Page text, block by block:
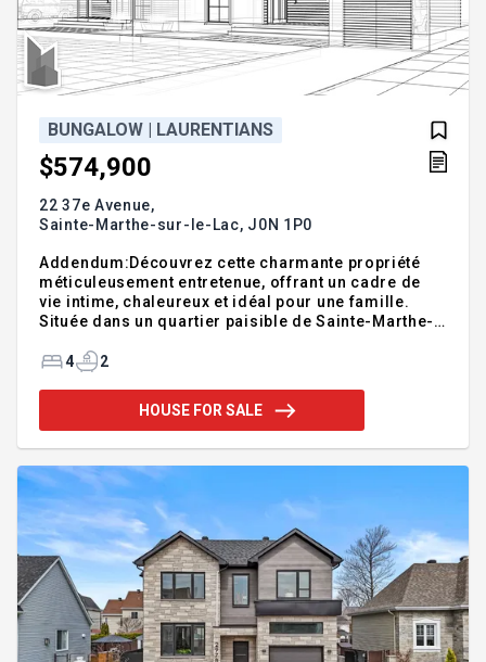
BUNGALOW | LAURENTIANS
$574,900
22 37e Avenue,
Sainte-Marthe-sur-le-Lac, J0N 1P0
Addendum:Découvrez cette charmante propriété
méticuleusement entretenue, offrant un cadre de
vie intime, chaleureux et idéal pour une famille.
Située dans un quartier paisible de Sainte-Marthe-
et accessibilité grâce à sa proximité stratégique
Entièrement optimisée au fil des ans, cette maison
se distingue par son entretien irréprochable et ses
naturelle grâce aux fenêtres neuves changées réc
4 2
HOUSE FOR SALE